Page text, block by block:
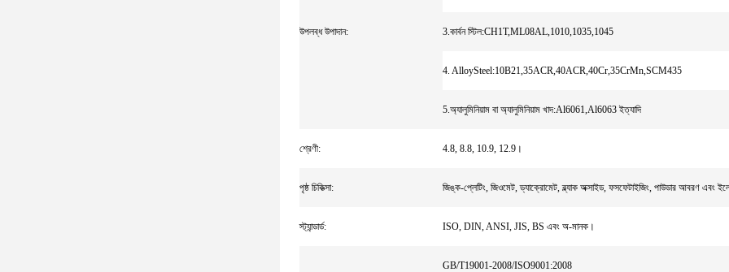
উপলব্ধ উপাদান: 3.কার্বন স্টিল:CH1T,ML08AL,1010,1035,1045
4. AlloySteel:10B21,35ACR,40ACR,40Cr,35CrMn,SCM435
5.অ্যালুমিনিয়াম বা অ্যালুমিনিয়াম খাদ:Al6061,Al6063 ইত্যাদি
শ্রেণী: 4.8, 8.8, 10.9, 12.9।
পৃষ্ঠ চিকিত্সা: জিঙ্ক-প্লেটিং, জিওমেট, ড্যাক্রোমেট, ব্ল্যাক অক্সাইড, ফসফেটাইজিং, পাউডার আবরণ এবং
স্ট্যান্ডার্ড: ISO, DIN, ANSI, JIS, BS এবং অ-মানক।
GB/T19001-2008/ISO9001:2008